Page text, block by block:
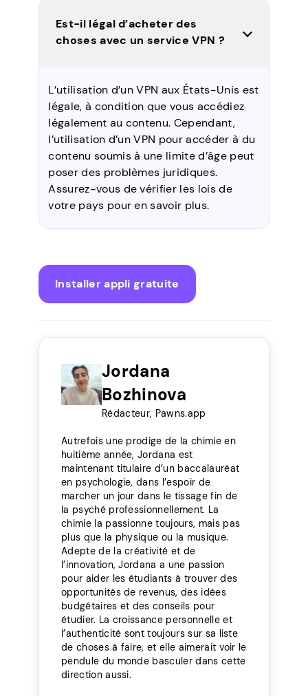
Est-il légal d’acheter des
choses avec un service VPN ?
L’utilisation d’un VPN aux États-Unis est
légale, à condition que vous accédiez
légalement au contenu. Cependant,
l’utilisation d’un VPN pour accéder à du
contenu soumis à une limite d’âge peut
poser des problèmes juridiques.
Assurez-vous de vérifier les lois de
votre pays pour en savoir plus.
Installer appli gratuite
Jordana
Bozhinova
Rédacteur, Pawns.app
Autrefois une prodige de la chimie en
huitième année, Jordana est
maintenant titulaire d’un baccalauréat
en psychologie, dans l’espoir de
marcher un jour dans le tissage fin de
la psyché professionnellement. La
chimie la passionne toujours, mais pas
plus que la physique ou la musique.
Adepte de la créativité et de
l’innovation, Jordana a une passion
pour aider les étudiants à trouver des
opportunités de revenus, des idées
budgétaires et des conseils pour
étudier. La croissance personnelle et
l’authenticité sont toujours sur sa liste
de choses à faire, et elle aimerait voir le
pendule du monde basculer dans cette
direction aussi.